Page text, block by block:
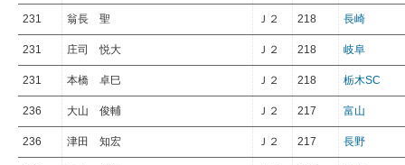
231 翁長 聖 Ｊ２ 218 長崎
231 庄司 悦大 Ｊ２ 218 岐阜
231 本橋 卓巳 Ｊ２ 218 栃木SC
236 大山 俊輔 Ｊ２ 217 富山
236 津田 知宏 Ｊ２ 217 長野